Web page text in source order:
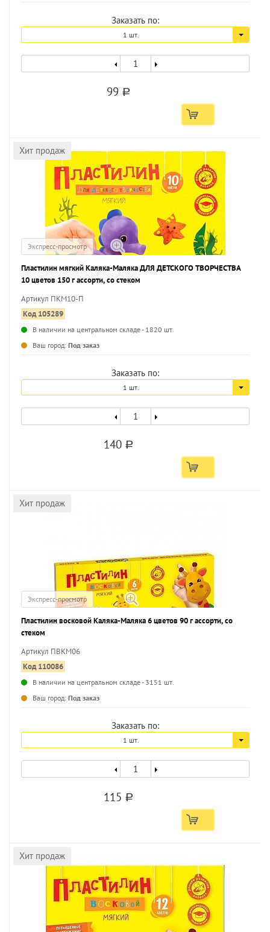
Заказать по:
1 шт.
99 a
Хит продаж
Экспресс-просмотр
Пластилин мягкий Каляка-Маляка ДЛЯ ДЕТСКОГО ТВОРЧЕСТВА
10 цветов 150 г ассорти, со стеком
Артикул ПКМ10-П
Код 105289
В наличии на центральном складе - 1820 шт.
Ваш город: Под заказ
Заказать по:
1 шт.
140 a
Хит продаж
Экспресс-просмотр
Пластилин восковой Каляка-Маляка 6 цветов 90 г ассорти, со
стеком
Артикул ПВКМ06
Код 110086
В наличии на центральном складе - 3151 шт.
Ваш город: Под заказ
Заказать по:
1 шт.
115 a
Хит продаж